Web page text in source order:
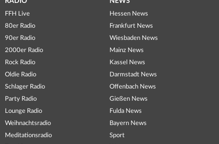
FFH Live
80er Radio
90er Radio
2000er Radio
Rock Radio
Oldie Radio
Schlager Radio
Party Radio
Lounge Radio
Weihnachtsradio
Meditationsradio
Hessen News
Frankfurt News
Wiesbaden News
Mainz News
Kassel News
Darmstadt News
Offenbach News
Gießen News
Fulda News
Bayern News
Sport